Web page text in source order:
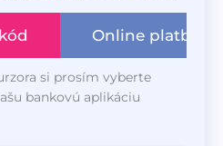
Online platba
si prosím vyberte
bankovú aplikáciu